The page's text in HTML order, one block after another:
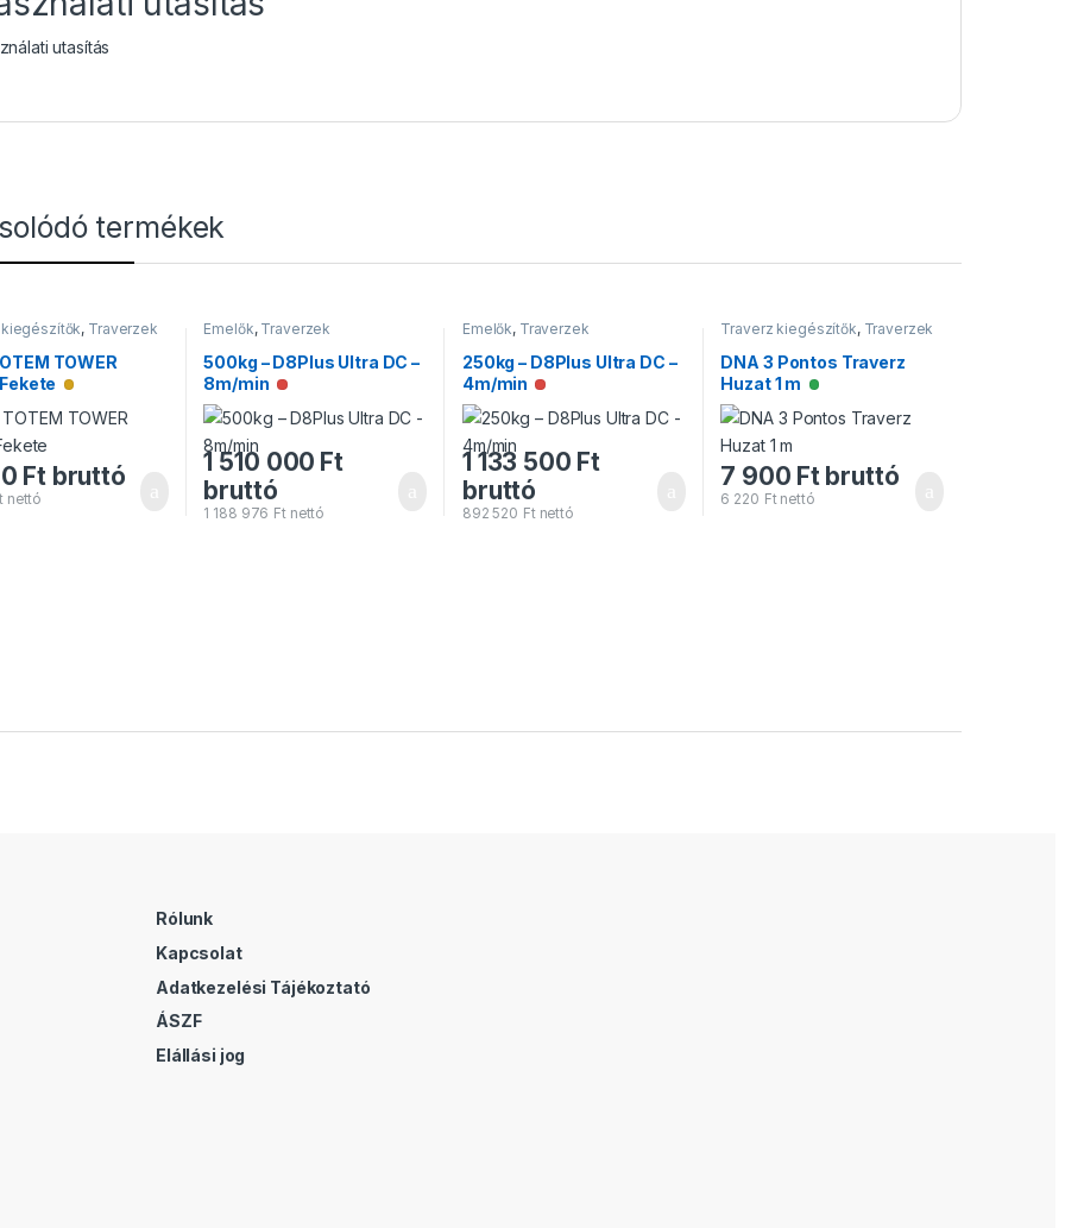
utasítás
termékek
, Traverzek
TOWER
Alacsony raktárkészlet
Ft bruttó
nettó
Emelők, Traverzek
500kg – D8Plus Ultra DC –
8m/min Nincs raktáron
1 510 000 Ft
bruttó
1 188 976 Ftnettó
Emelők, Traverzek
250kg – D8Plus Ultra DC –
4m/min
Nincs raktáron
1 133 500 Ft
bruttó
892 520 Ftnettó
Traverz kiegészítők, Traverzek
DNA 3 Pontos Traverz
Huzat 1 m
Elérhető
7 900 Ft bruttó
6 220 Ftnettó
Rólunk
Kapcsolat
Adatkezelési Tájékoztató
ÁSZF
Elállási jog